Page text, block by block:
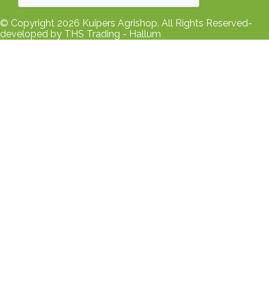
© Copyright 2026 Kuipers Agrishop. All Rights Reserved-
developed by THS Trading - Hallum